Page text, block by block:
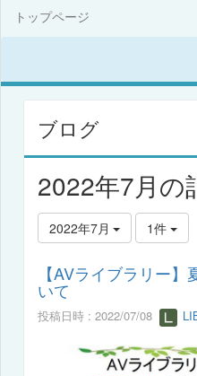
トップページ
ブログ
2022年7月の
2022年7月 1件
【AVライブラリー
いて
投稿日時 : 2022/07/08